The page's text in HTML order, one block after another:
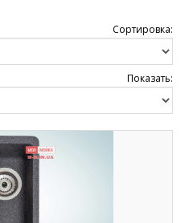
Сортировка:
Показать: